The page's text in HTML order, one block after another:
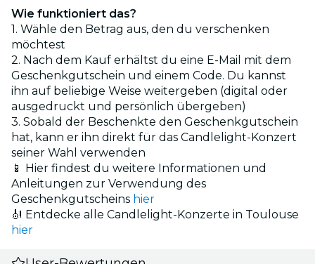
Wie funktioniert das?
1. Wähle den Betrag aus, den du verschenken
möchtest
2. Nach dem Kauf erhältst du eine E-Mail mit dem
Geschenkgutschein und einem Code. Du kannst
ihn auf beliebige Weise weitergeben (digital oder
ausgedruckt und persönlich übergeben)
3. Sobald der Beschenkte den Geschenkgutschein
hat, kann er ihn direkt für das Candlelight-Konzert
seiner Wahl verwenden
📱 Hier findest du weitere Informationen und
Anleitungen zur Verwendung des
Geschenkgutscheins hier
🎻 Entdecke alle Candlelight-Konzerte in Toulouse
hier